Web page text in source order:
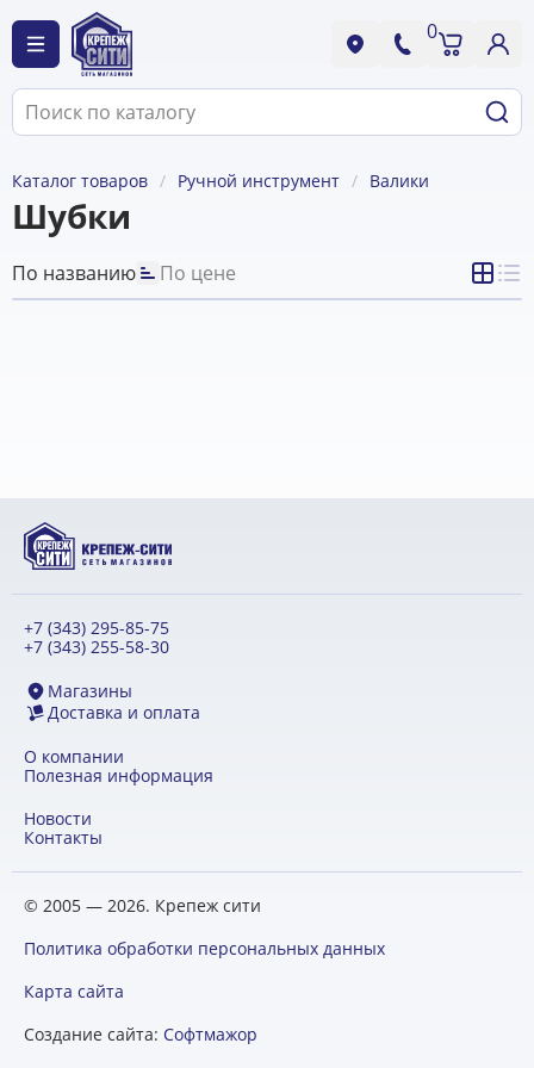
0
Каталог товаров Ручной инструмент Валики
Шубки
По названию По цене
+7 (343) 295-85-75
+7 (343) 255-58-30
Магазины
Доставка и оплата
О компании
Полезная информация
Новости
Контакты
© 2005 — 2026. Крепеж сити
Политика обработки персональных данных
Карта сайта
Создание сайта: Софтмажор